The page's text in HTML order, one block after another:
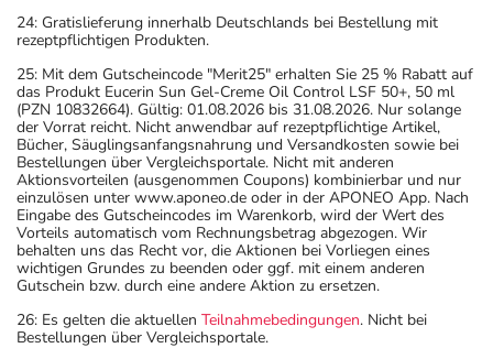
24: Gratislieferung innerhalb Deutschlands bei Bestellung mit
rezeptpflichtigen Produkten.
25: Mit dem Gutscheincode "Merit25" erhalten Sie 25 % Rabatt auf
das Produkt Eucerin Sun Gel-Creme Oil Control LSF 50+, 50 ml
(PZN 10832664). Gültig: 01.08.2026 bis 31.08.2026. Nur solange
der Vorrat reicht. Nicht anwendbar auf rezeptpflichtige Artikel,
Bücher, Säuglingsanfangsnahrung und Versandkosten sowie bei
Bestellungen über Vergleichsportale. Nicht mit anderen
Aktionsvorteilen (ausgenommen Coupons) kombinierbar und nur
einzulösen unter www.aponeo.de oder in der APONEO App. Nach
Eingabe des Gutscheincodes im Warenkorb, wird der Wert des
Vorteils automatisch vom Rechnungsbetrag abgezogen. Wir
behalten uns das Recht vor, die Aktionen bei Vorliegen eines
wichtigen Grundes zu beenden oder ggf. mit einem anderen
Gutschein bzw. durch eine andere Aktion zu ersetzen.
26: Es gelten die aktuellen Teilnahmebedingungen. Nicht bei
Bestellungen über Vergleichsportale.